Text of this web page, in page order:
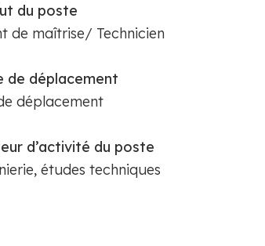
du poste
de maîtrise/ Technicien
de déplacement
déplacement
d’activité du poste
études techniques